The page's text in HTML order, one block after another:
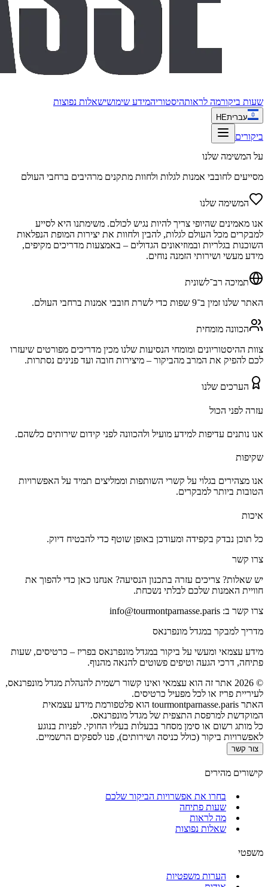
שעות ביקורמה לראותהיסטוריהמידע שימושישאלות נפוצות
עבריתHE
ביקורים
על המשימה שלנו
מסייעים לחובבי אמנות לגלות ולחוות מתקנים מרהיבים ברחבי העולם
המשימה שלנו
אנו מאמינים שהיופי צריך להיות נגיש לכולם. משימתנו היא לסייע
למבקרים מכל העולם לגלות, להבין ולחוות את יצירות המופת הנפלאות
השוכנות בגלריות ובמוזיאונים הגדולים – באמצעות מדריכים מקיפים,
מידע מעשי ושירותי הזמנה נוחים.
תמיכה רב־לשונית
האתר שלנו זמין ב־9 שפות כדי לשרת חובבי אמנות ברחבי העולם.
הכוונה מומחית
צוות ההיסטוריונים ומומחי הנסיעות שלנו מכין מדריכים מפורטים שיעזרו
לכם להפיק את המרב מהביקור – מיצירות חובה ועד פנינים נסתרות.
הערכים שלנו
עזרה לפני הכול
אנו נותנים עדיפות למידע מועיל ולהכוונה לפני קידום שירותים כלשהם.
שקיפות
אנו מצהירים בגלוי על קשרי השותפות וממליצים תמיד על האפשרויות
הטובות ביותר למבקרים.
איכות
כל תוכן נבדק בקפידה ומעודכן באופן שוטף כדי להבטיח דיוק.
צרו קשר
יש שאלות? צריכים עזרה בתכנון הנסיעה? אנחנו כאן כדי להפוך את
חוויית האמנות שלכם לבלתי נשכחת.
צרו קשר ב: info@tourmontparnasse.paris
מדריך למבקר במגדל מונפרנאס
מידע עצמאי ומעשי על ביקור במגדל מונפרנאס בפריז – כרטיסים, שעות
פתיחה, דרכי הגעה וטיפים פשוטים להנאה מהנוף.
©
2026 אתר זה הוא עצמאי ואינו קשור רשמית להנהלת מגדל מונפרנאס,
לעיריית פריז או לכל מפעיל כרטיסים.
האתר tourmontparnasse.paris הוא פלטפורמת מידע עצמאית
המוקדשת למרפסת התצפית של מגדל מונפרנאס.
כל מותג רשום או סימן מסחר בבעלות בעליו החוקי. לפניות בנוגע
לאפשרויות ביקור (כולל כניסה ושירותים), פנו לספקים הרשמיים.
צור קשר
קישורים מהירים
בחרו את אפשרויות הביקור שלכם
שעות פתיחה
מה לראות
שאלות נפוצות
משפטי
הערות משפטיות